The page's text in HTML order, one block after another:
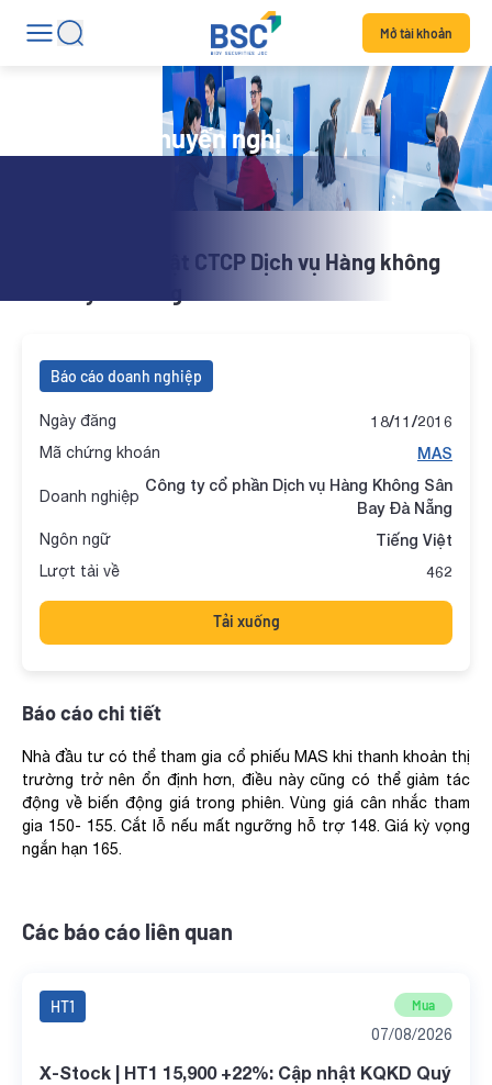
Mở tài khoản
Danh mục khuyến nghị
Báo cáo cập nhật CTCP Dịch vụ Hàng không
Báo cáo doanh nghiệp
Ngày đăng 18/11/2016
Mã chứng khoán MAS
Doanh nghiệp
Công ty cổ phần Dịch vụ Hàng Không Sân
Bay Đà Nẵng
Ngôn ngữ Tiếng Việt
Lượt tải về 462
Tải xuống
Báo cáo chi tiết
Nhà đầu tư có thể tham gia cổ phiếu MAS khi thanh khoản thị
trường trở nên ổn định hơn, điều này cũng có thể giảm tác
động về biến động giá trong phiên. Vùng giá cân nhắc tham
gia 150- 155. Cắt lỗ nếu mất ngưỡng hỗ trợ 148. Giá kỳ vọng
ngắn hạn 165.
Các báo cáo liên quan
HT1 Mua
07/08/2026
X-Stock | HT1 15,900 +22%: Cập nhật KQKD Quý